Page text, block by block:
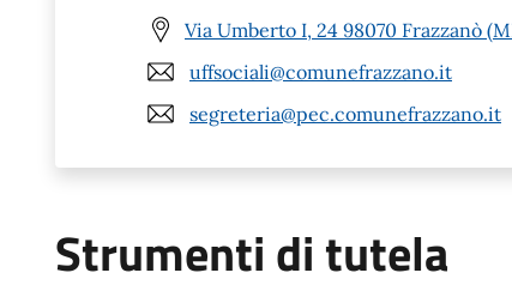
Via Umberto I, 24 98070 Frazzanò
uffsociali@comunefrazzano.it
segreteria@pec.comunefrazzano.it
Strumenti di tutela